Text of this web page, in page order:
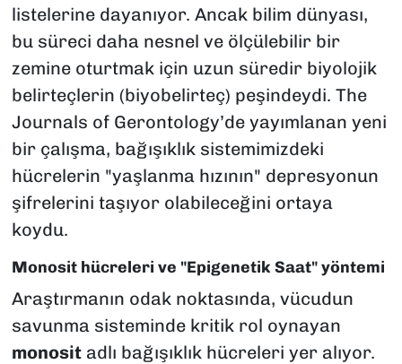
listelerine dayanıyor. Ancak bilim dünyası,
bu süreci daha nesnel ve ölçülebilir bir
zemine oturtmak için uzun süredir biyolojik
belirteçlerin (biyobelirteç) peşindeydi. The
Journals of Gerontology’de yayımlanan yeni
bir çalışma, bağışıklık sistemimizdeki
hücrelerin "yaşlanma hızının" depresyonun
şifrelerini taşıyor olabileceğini ortaya
koydu.
Monosit hücreleri ve "Epigenetik Saat" yöntemi
Araştırmanın odak noktasında, vücudun
savunma sisteminde kritik rol oynayan
monositadlı bağışıklık hücreleri yer alıyor.